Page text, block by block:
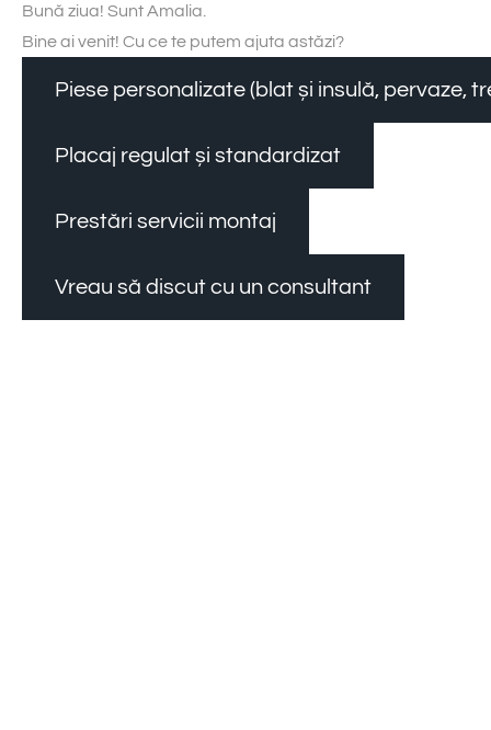
Bună ziua! Sunt Amalia.
Bine ai venit! Cu ce te putem ajuta astăzi?
Piese personalizate (blat și insulă, pervaze,
Placaj regulat și standardizat
Prestări servicii montaj
Vreau să discut cu un consultant